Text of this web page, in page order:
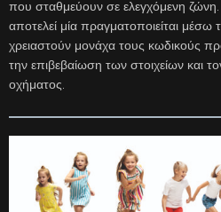
που σταθμεύουν σε ελεγχόμενη
αποτελεί μία πραγματοποιείται μέσω
χρειαστούν μονάχα τους κωδικούς
την επιβεβαίωση των στοιχείων και
οχήματος.